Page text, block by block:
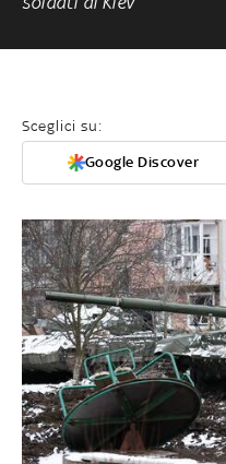
Sceglici su:
Google Discover